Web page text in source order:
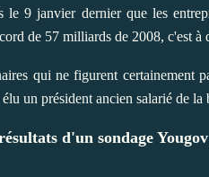
le 9 janvier dernier que les
de 57 milliards de 2008, c'est à
qui ne figurent certainement
un président ancien salarié de
d'un sondage Yougov